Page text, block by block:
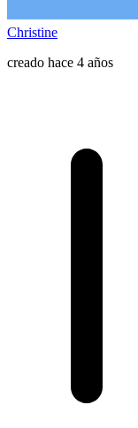
Christine
creado hace 4 años